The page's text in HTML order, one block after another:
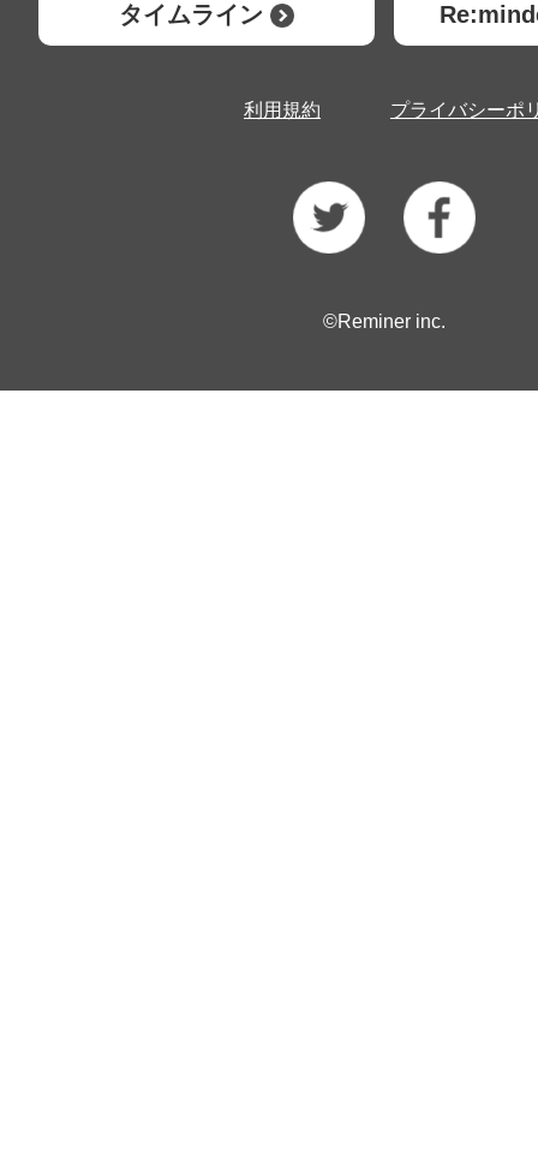
タイムライン
利用規約 プライバシーポ
©Reminer inc.